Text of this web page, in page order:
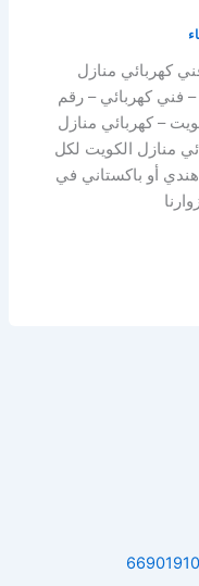
منازل الكويت / 66901910 / فني كهربائي منازل
كهربائي – كهربائي منازل – 66901910 – فني كهربائي – رقم
– كهربائي منازل
منازل الكويت لكل
أو باكستاني في